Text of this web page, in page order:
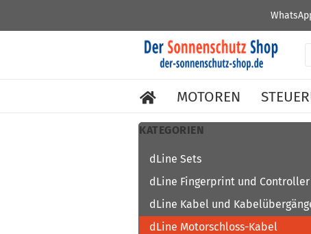
MOTOREN
KATEGORIEN
dLine Sets
dLine Fingerprint und Controller
dLine Kabel und
dLine Motorschloss-Kabel